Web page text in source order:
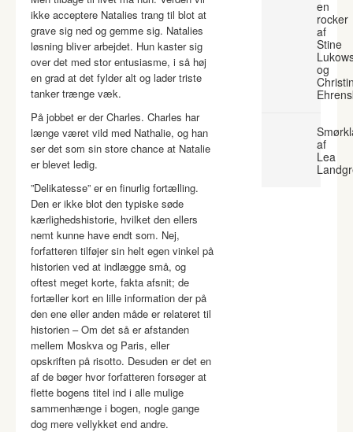
ikke acceptere Natalies trang til blot at
grave sig ned og gemme sig. Natalies
løsning bliver arbejdet. Hun kaster sig
over det med stor entusiasme, i så høj
en grad at det fylder alt og lader triste
tanker trænge væk.
På jobbet er der Charles. Charles har
længe været vild med Nathalie, og han
ser det som sin store chance at Natalie
er blevet ledig.
”Delikatesse” er en finurlig fortælling.
Den er ikke blot den typiske søde
kærlighedshistorie, hvilket den ellers
nemt kunne have endt som. Nej,
forfatteren tilføjer sin helt egen vinkel på
historien ved at indlægge små, og
oftest meget korte, fakta afsnit; de
fortæller kort en lille information der på
den ene eller anden måde er relateret til
historien – Om det så er afstanden
mellem Moskva og Paris, eller
opskriften på risotto. Desuden er det en
af de bøger hvor forfatteren forsøger at
flette bogens titel ind i alle mulige
sammenhænge i bogen, nogle gange
dog mere vellykket end andre.
en
rocker
af
Stine
og
af
Lea